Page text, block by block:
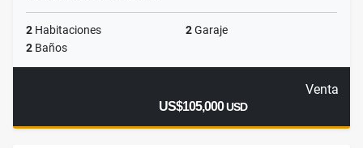
2 Habitaciones 2Garaje
2 Baños
Venta
US$105,000USD